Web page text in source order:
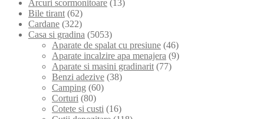
Arcuri scormonitoare (13)
Bile tirant (62)
Cardane (322)
Casa si gradina (5053)
Aparate de spalat cu presiune (46)
Aparate incalzire apa menajera (9)
Aparate si masini gradinarit (77)
Benzi adezive (38)
Camping (60)
Corturi (80)
Cotete si custi (16)